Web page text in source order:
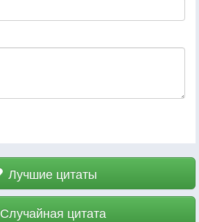
Лучшие цитаты
Случайная цитата